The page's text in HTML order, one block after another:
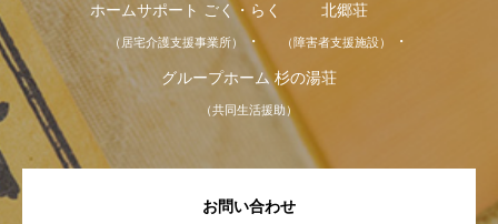
ホームサポート ごく・らく
（居宅介護支援事業所）
北郷荘
（障害者支援施設）
グループホーム 杉の湯荘
（共同生活援助）
お問い合わせ